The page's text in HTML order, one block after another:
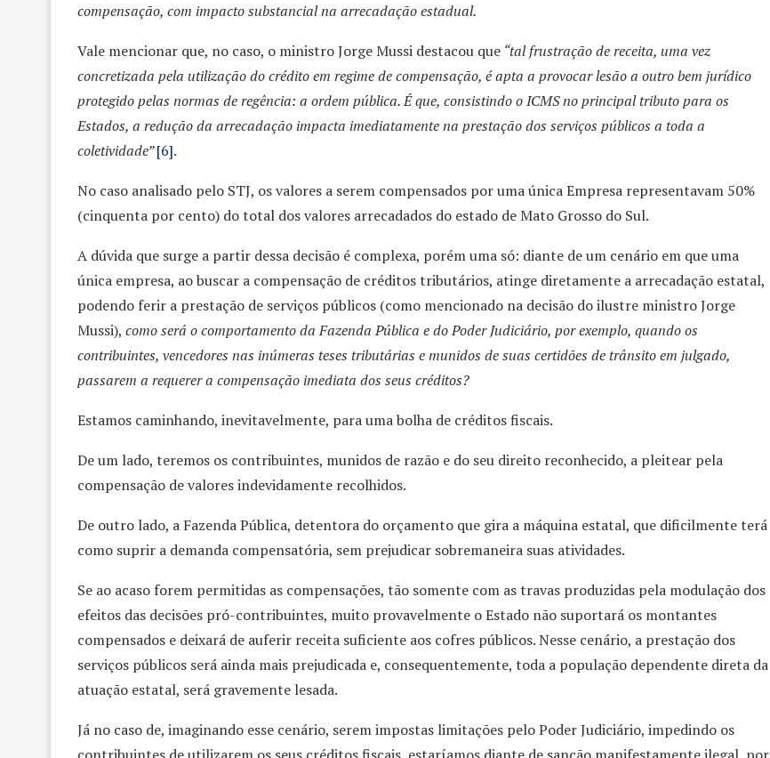
compensação, com impacto substancial na arrecadação estadual.
Vale mencionar que, no caso, o ministro Jorge Mussi destacou que “tal frustração de receita, uma vez
concretizada pela utilização do crédito em regime de compensação, é apta a provocar lesão a outro bem jurídico
protegido pelas normas de regência: a ordem pública. É que, consistindo o ICMS no principal tributo para os
Estados, a redução da arrecadação impacta imediatamente na prestação dos serviços públicos a toda a
coletividade”[6].
No caso analisado pelo STJ, os valores a serem compensados por uma única Empresa representavam 50%
(cinquenta por cento) do total dos valores arrecadados do estado de Mato Grosso do Sul.
A dúvida que surge a partir dessa decisão é complexa, porém uma só: diante de um cenário em que uma
única empresa, ao buscar a compensação de créditos tributários, atinge diretamente a arrecadação estatal,
podendo ferir a prestação de serviços públicos (como mencionado na decisão do ilustre ministro Jorge
Mussi), como será o comportamento da Fazenda Pública e do Poder Judiciário, por exemplo, quando os
contribuintes, vencedores nas inúmeras teses tributárias e munidos de suas certidões de trânsito em julgado,
passarem a requerer a compensação imediata dos seus créditos?
Estamos caminhando, inevitavelmente, para uma bolha de créditos fiscais.
De um lado, teremos os contribuintes, munidos de razão e do seu direito reconhecido, a pleitear pela
compensação de valores indevidamente recolhidos.
De outro lado, a Fazenda Pública, detentora do orçamento que gira a máquina estatal, que dificilmente terá
como suprir a demanda compensatória, sem prejudicar sobremaneira suas atividades.
Se ao acaso forem permitidas as compensações, tão somente com as travas produzidas pela modulação dos
efeitos das decisões pró-contribuintes, muito provavelmente o Estado não suportará os montantes
compensados e deixará de auferir receita suficiente aos cofres públicos. Nesse cenário, a prestação dos
serviços públicos será ainda mais prejudicada e, consequentemente, toda a população dependente direta da
atuação estatal, será gravemente lesada.
Já no caso de, imaginando esse cenário, serem impostas limitações pelo Poder Judiciário, impedindo os